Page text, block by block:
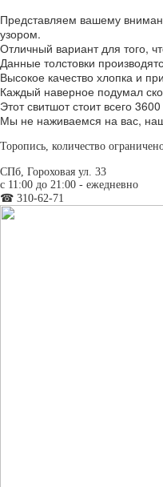
Представляем вашему
узором.
Отличный вариант для того,
Данные толстовки
Высокое качество хлопка и
Каждый наверное подумал
Этот свитшот стоит всего
Мы не наживаемся на вас,
Торопись, количество
СПб, Гороховая ул. 33
c 11:00 до 21:00 - ежедневно
☎ 310-62-71